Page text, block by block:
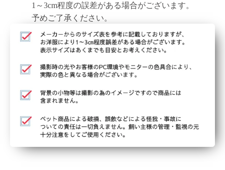
1～3cm程度の誤差がある場合がございます。
予めご了承ください。